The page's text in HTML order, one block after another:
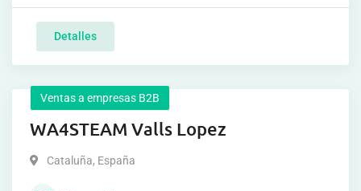
Detalles
Ventas a empresas B2B
WA4STEAM Valls Lopez
Cataluña, España